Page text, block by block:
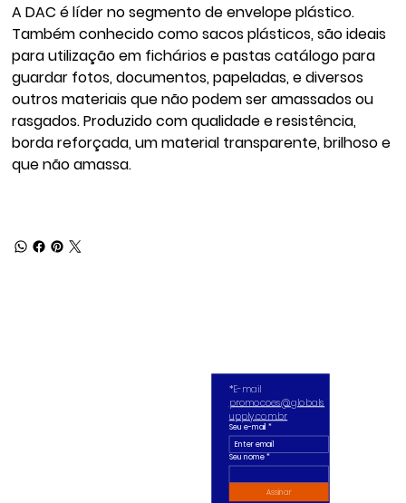
A DAC é líder no segmento de envelope plástico.
Também conhecido como sacos plásticos, são ideais
para utilização em fichários e pastas catálogo para
guardar fotos, documentos, papeladas, e diversos
outros materiais que não podem ser amassados ou
rasgados. Produzido com qualidade e resistência,
borda reforçada, um material transparente, brilhoso e
que não amassa.
promocoes@globals
upply.com.br
Seu e-mail *
Seu nome *
Assinar